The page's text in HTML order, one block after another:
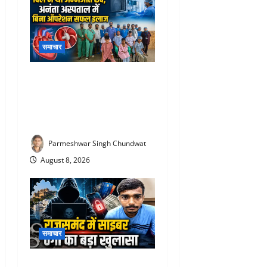
समाचार
Parmeshwar Singh Chundwat
August 8, 2026
समाचार